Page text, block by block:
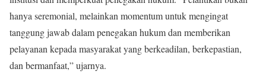
hanya seremonial, melainkan momentum untuk mengingat
tanggung jawab dalam penegakan hukum dan memberikan
pelayanan kepada masyarakat yang berkeadilan, berkepastian,
dan bermanfaat,” ujarnya.